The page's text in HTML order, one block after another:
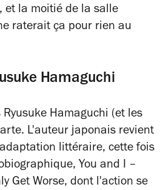
et la moitié de la salle
raterait ça pour rien au
Hamaguchi
Ryusuke Hamaguchi (et les
L'auteur japonais revient
littéraire, cette fois
You and I –
Get Worse, dont l'action se